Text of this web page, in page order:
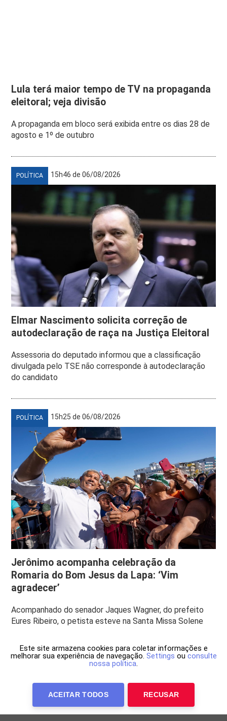
Lula terá maior tempo de TV na propaganda
eleitoral; veja divisão
A propaganda em bloco será exibida entre os dias 28 de
agosto e 1º de outubro
POLÍTICA 15h46 de 06/08/2026
Elmar Nascimento solicita correção de
autodeclaração de raça na Justiça Eleitoral
Assessoria do deputado informou que a classificação
divulgada pelo TSE não corresponde à autodeclaração
do candidato
POLÍTICA 15h25 de 06/08/2026
Jerônimo acompanha celebração da
Romaria do Bom Jesus da Lapa: ‘Vim
agradecer’
Acompanhado do senador Jaques Wagner, do prefeito
Eures Ribeiro, o petista esteve na Santa Missa Solene
Este site armazena cookies para coletar informações e
melhorar sua experiência de navegação. Settings ou consulte
nossa política.
ACEITAR TODOS RECUSAR